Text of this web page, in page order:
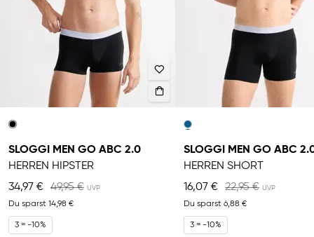
SLOGGI MEN GO ABC 2.0
HERREN HIPSTER
34,97 €
49,95 €
Du sparst 14,98 €
3 = -10%
SLOGGI MEN GO ABC
HERREN SHORT
16,07 €
22,95 €
Du sparst 6,88 €
3 = -10%